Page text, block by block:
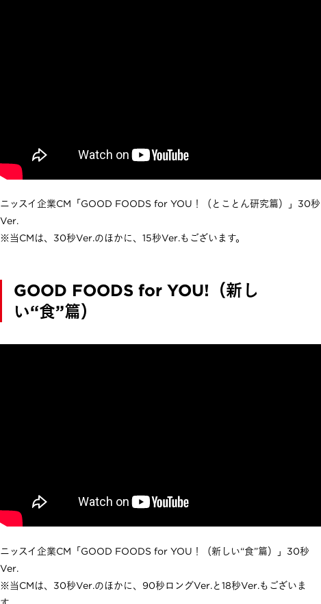
ニッスイ企業CM「GOOD FOODS for YOU！（とことん研究篇）」30秒
Ver.
※当CMは、30秒Ver.のほかに、15秒Ver.もございます。
GOOD FOODS for YOU!（新し
い“食”篇）
ニッスイ企業CM「GOOD FOODS for YOU！（新しい“食”篇）」30秒
Ver.
※当CMは、30秒Ver.のほかに、90秒ロングVer.と18秒Ver.もございま